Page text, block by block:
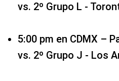
vs. 2º Grupo L -
5:00 pm en CDMX –
vs. 2º Grupo J - Los